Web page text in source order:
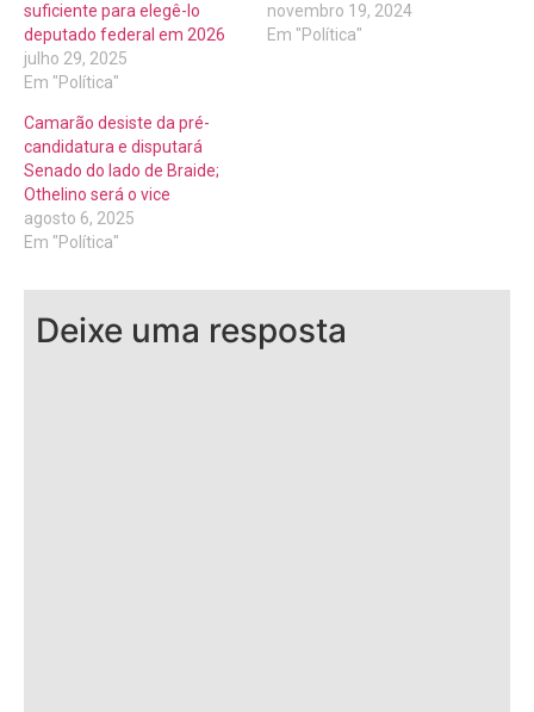
suficiente para elegê-lo
deputado federal em 2026
julho 29, 2025
Em "Política"
novembro 19, 2024
Em "Política"
Camarão desiste da pré-
candidatura e disputará
Senado do lado de Braide;
Othelino será o vice
agosto 6, 2025
Em "Política"
Deixe uma resposta